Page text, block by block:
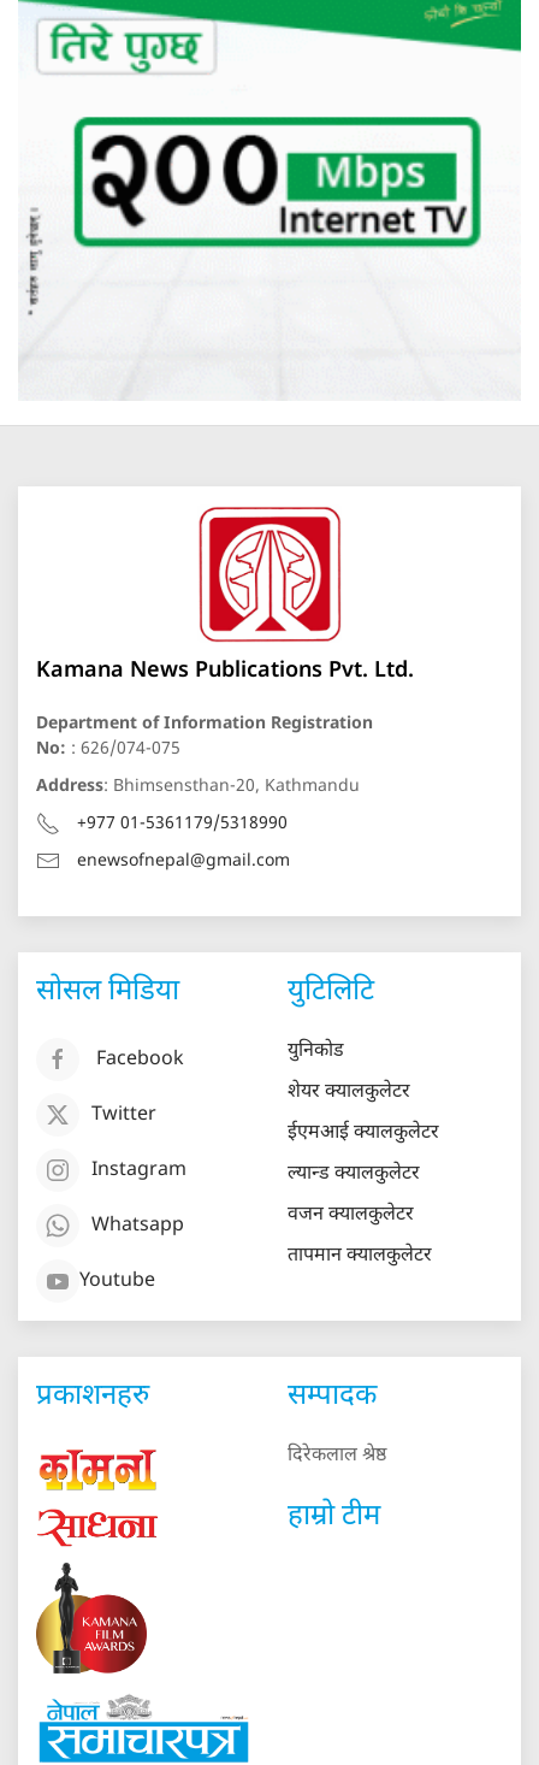
Kamana News Publications Pvt. Ltd.
Department of Information Registration
No: : 626/074-075
Address: Bhimsensthan-20, Kathmandu
+977 01-5361179/5318990
enewsofnepal@gmail.com
सोसल मिडिया
Facebook
Twitter
Instagram
Whatsapp
Youtube
युटिलिटि
युनिकोड
शेयर क्यालकुलेटर
ईएमआई क्यालकुलेटर
ल्यान्ड क्यालकुलेटर
वजन क्यालकुलेटर
तापमान क्यालकुलेटर
प्रकाशनहरु सम्पादक
दिरेकलाल श्रेष्ठ
हाम्रो टीम